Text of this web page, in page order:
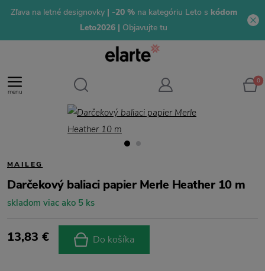
Zľava na letné designovky| -20 % na kategóriu Leto s kódom
Leto2026 | Objavujte tu
menu
0
MAILEG
Darčekový baliaci papier Merle Heather 10 m
skladom viac ako 5 ks
13,83 € Do košíka